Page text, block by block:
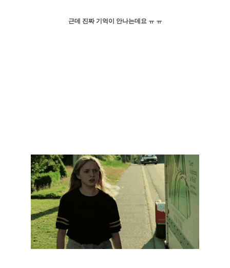
근데 진짜 기억이 안나는데요 ㅠ ㅠ